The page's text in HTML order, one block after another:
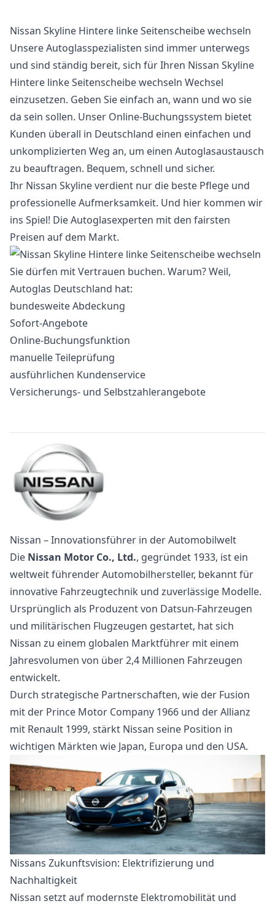
Nissan Skyline Hintere linke Seitenscheibe wechseln
Unsere Autoglasspezialisten sind immer unterwegs
und sind ständig bereit, sich für Ihren Nissan Skyline
Hintere linke Seitenscheibe wechseln Wechsel
einzusetzen. Geben Sie einfach an, wann und wo sie
da sein sollen. Unser Online-Buchungssystem bietet
Kunden überall in Deutschland einen einfachen und
unkomplizierten Weg an, um einen Autoglasaustausch
zu beauftragen. Bequem, schnell und sicher.
Ihr Nissan Skyline verdient nur die beste Pflege und
professionelle Aufmerksamkeit. Und hier kommen wir
ins Spiel! Die Autoglasexperten mit den fairsten
Preisen auf dem Markt.
Sie dürfen mit Vertrauen buchen. Warum? Weil,
Autoglas Deutschland hat:
bundesweite Abdeckung
Sofort-Angebote
Online-Buchungsfunktion
manuelle Teileprüfung
ausführlichen Kundenservice
Versicherungs- und Selbstzahlerangebote
Nissan – Innovationsführer in der Automobilwelt
Die Nissan Motor Co., Ltd., gegründet 1933, ist ein
weltweit führender Automobilhersteller, bekannt für
innovative Fahrzeugtechnik und zuverlässige Modelle.
Ursprünglich als Produzent von Datsun-Fahrzeugen
und militärischen Flugzeugen gestartet, hat sich
Nissan zu einem globalen Marktführer mit einem
Jahresvolumen von über 2,4 Millionen Fahrzeugen
entwickelt.
Durch strategische Partnerschaften, wie der Fusion
mit der Prince Motor Company 1966 und der Allianz
mit Renault 1999, stärkt Nissan seine Position in
wichtigen Märkten wie Japan, Europa und den USA.
Nissans Zukunftsvision: Elektrifizierung und
Nachhaltigkeit
Nissan setzt auf modernste Elektromobilität und